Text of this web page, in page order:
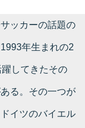
ッカーの話題の
年生まれの2
してきたその
る。その一つが
イツのバイエル